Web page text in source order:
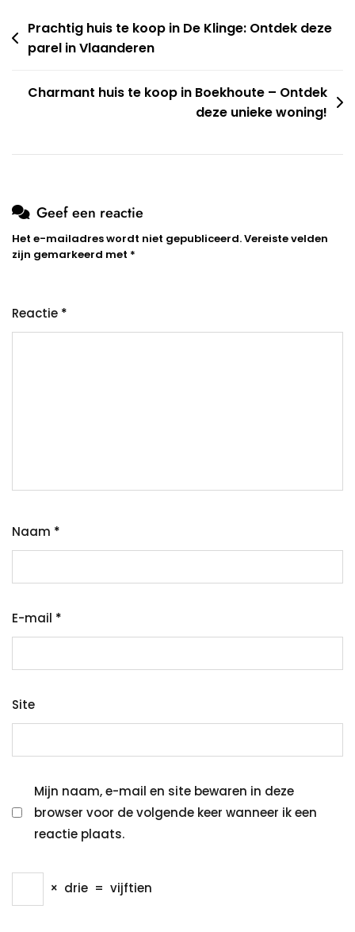
Berichtnavigatie
Prachtig huis te koop in De Klinge: Ontdek deze
parel in Vlaanderen
Charmant huis te koop in Boekhoute – Ontdek
deze unieke woning!
Geef een reactie
Het e-mailadres wordt niet gepubliceerd.Vereiste velden
zijn gemarkeerd met *
Reactie *
Naam *
E-mail *
Site
Mijn naam, e-mail en site bewaren in deze
browser voor de volgende keer wanneer ik een
reactie plaats.
× drie = vijftien